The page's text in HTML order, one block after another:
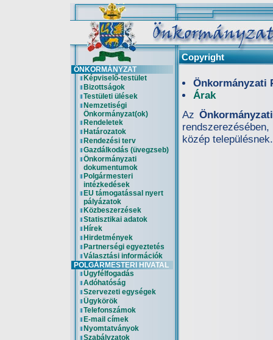
Copyright
ÖNKORMÁNYZAT
Képviselő-testület
Bizottságok
Testületi ülések
Nemzetiségi
Önkormányzat(ok)
Rendeletek
Határozatok
Rendezési terv
Gazdálkodás (üvegzseb)
Önkormányzati
dokumentumok
Polgármesteri
intézkedések
EU támogatással nyert
pályázatok
Közbeszerzések
Statisztikai adatok
Hírek
Hirdetmények
Partnerségi egyeztetés
Választási információk
POLGÁRMESTERI HIVATAL
Ügyfélfogadás
Adóhatóság
Szervezeti egységek
Ügykörök
Telefonszámok
E-mail címek
Nyomtatványok
Szabályzatok
Önkormányzati
Árak
Az
közép településnek.